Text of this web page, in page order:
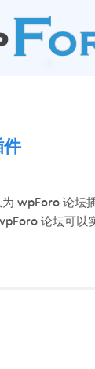
件
wpForo 论坛
论坛可以